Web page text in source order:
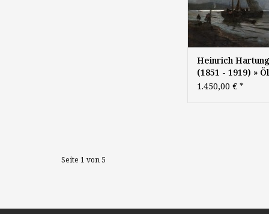
Heinrich
(1851 - 1919) »
Gemälde
1.450,00 € *
Seite 1 von 5